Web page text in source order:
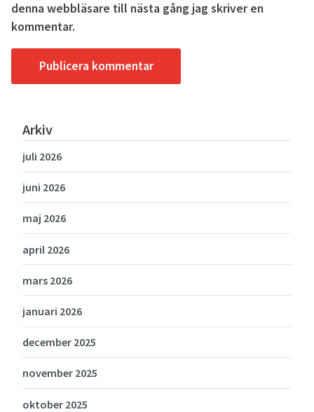
denna webbläsare till nästa gång jag skriver en
kommentar.
Arkiv
juli 2026
juni 2026
maj 2026
april 2026
mars 2026
januari 2026
december 2025
november 2025
oktober 2025